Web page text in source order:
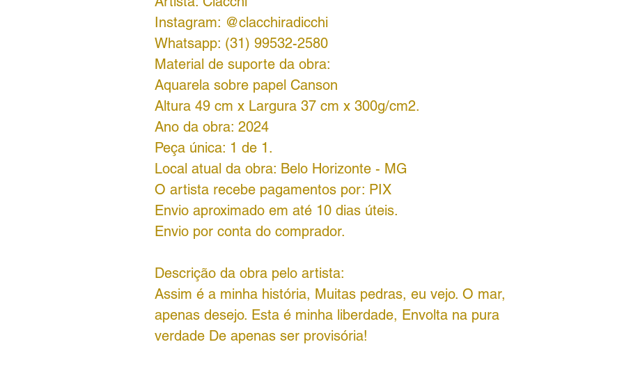
Instagram: @clacchiradicchi
Whatsapp: (31) 99532-2580
Material de suporte da obra:
Aquarela sobre papel Canson
Altura 49 cm x Largura 37 cm x 300g/cm2.
Ano da obra: 2024
Peça única: 1 de 1.
Local atual da obra: Belo Horizonte - MG
O artista recebe pagamentos por: PIX
Envio aproximado em até 10 dias úteis.
Envio por conta do comprador.
Descrição da obra pelo artista:
Assim é a minha história, Muitas pedras, eu vejo. O mar,
apenas desejo. Esta é minha liberdade, Envolta na pura
verdade De apenas ser provisória!